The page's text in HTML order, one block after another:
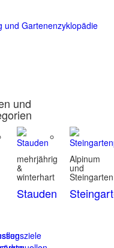
und
mehrjährig
&
winterhart
Stauden
Alpinum
und
Steingarten